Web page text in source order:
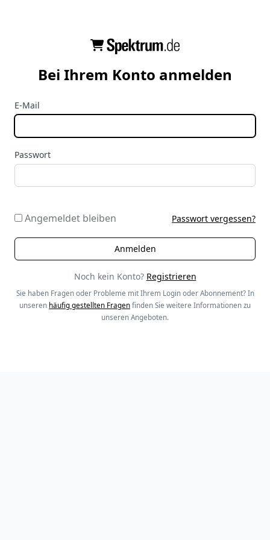
Bei Ihrem Konto anmelden
E-Mail
Passwort
Angemeldet bleiben Passwort vergessen?
Noch kein Konto? Registrieren
Sie haben Fragen oder Probleme mit Ihrem Login oder Abonnement? In
unseren häufig gestellten Fragen finden Sie weitere Informationen zu
unseren Angeboten.